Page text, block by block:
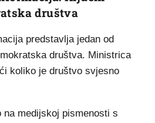
društva
predstavlja jedan od
društva. Ministrica
koliko je društvo svjesno
na medijskoj pismenosti s